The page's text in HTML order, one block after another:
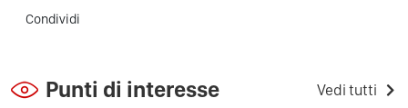
Condividi
Punti di interesse Vedi tutti